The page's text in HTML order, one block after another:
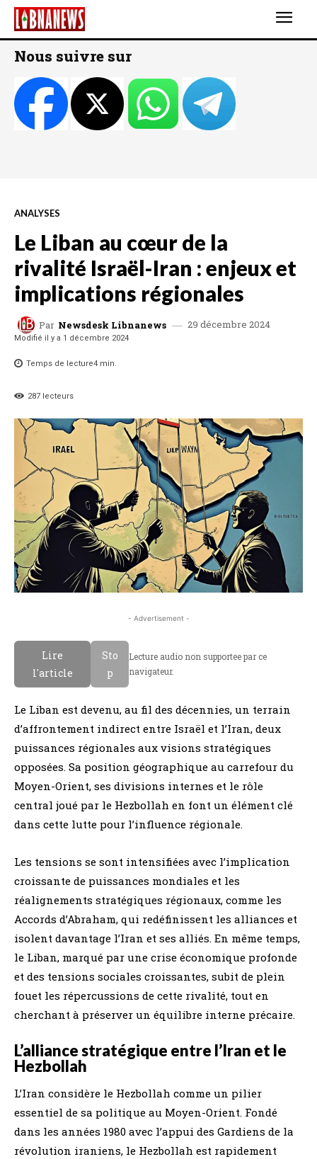
Nous suivre sur
ANALYSES
Le Liban au cœur de la
rivalité Israël-Iran : enjeux et
implications régionales
Par Newsdesk Libnanews 29 décembre 2024
Modifié il y a 1 décembre 2024
Temps de lecture4 min.
287 lecteurs
- Advertisement -
Lire
l'article
Sto
p
Lecture audio non supportee par ce
navigateur.
Le Liban est devenu, au fil des décennies, un terrain
d’affrontement indirect entre Israël et l’Iran, deux
puissances régionales aux visions stratégiques
opposées. Sa position géographique au carrefour du
Moyen-Orient, ses divisions internes et le rôle
central joué par le Hezbollah en font un élément clé
dans cette lutte pour l’influence régionale.
Les tensions se sont intensifiées avec l’implication
croissante de puissances mondiales et les
réalignements stratégiques régionaux, comme les
Accords d’Abraham, qui redéfinissent les alliances et
isolent davantage l’Iran et ses alliés. En même temps,
le Liban, marqué par une crise économique profonde
et des tensions sociales croissantes, subit de plein
fouet les répercussions de cette rivalité, tout en
cherchant à préserver un équilibre interne précaire.
L’alliance stratégique entre l’Iran et le
Hezbollah
L’Iran considère le Hezbollah comme un pilier
essentiel de sa politique au Moyen-Orient. Fondé
dans les années 1980 avec l’appui des Gardiens de la
révolution iraniens, le Hezbollah est rapidement